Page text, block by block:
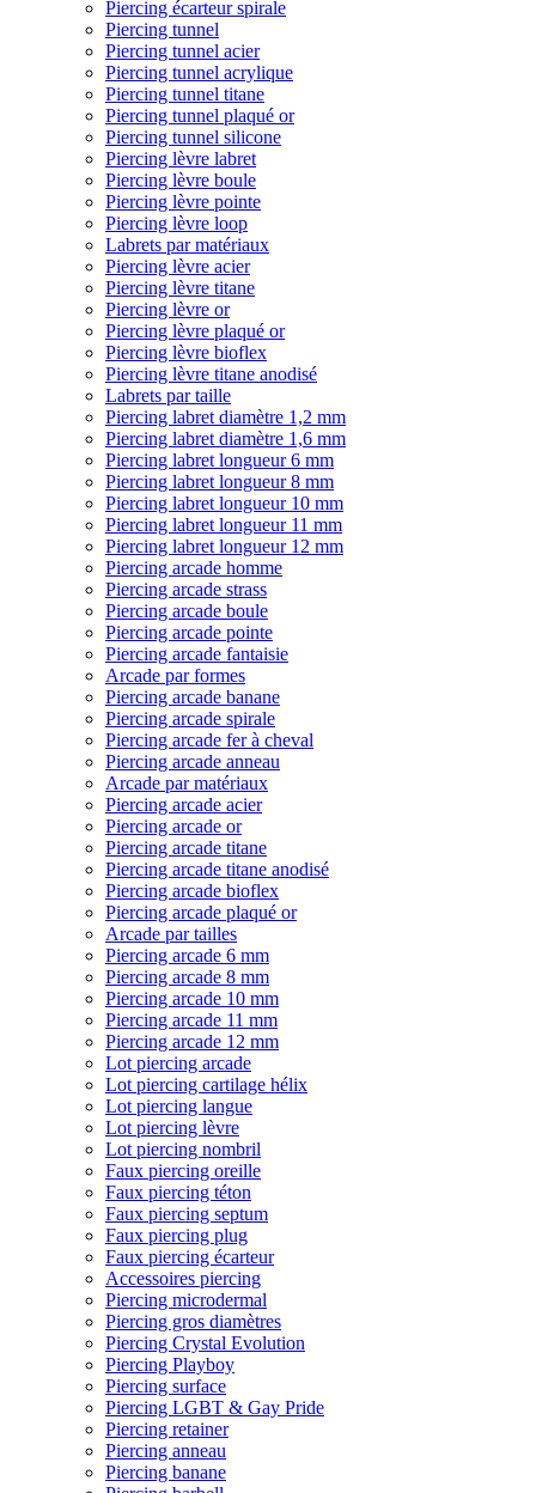
Piercing écarteur spirale
Piercing tunnel
Piercing tunnel acier
Piercing tunnel acrylique
Piercing tunnel titane
Piercing tunnel plaqué or
Piercing tunnel silicone
Piercing lèvre labret
Piercing lèvre boule
Piercing lèvre pointe
Piercing lèvre loop
Labrets par matériaux
Piercing lèvre acier
Piercing lèvre titane
Piercing lèvre or
Piercing lèvre plaqué or
Piercing lèvre bioflex
Piercing lèvre titane anodisé
Labrets par taille
Piercing labret diamètre 1,2 mm
Piercing labret diamètre 1,6 mm
Piercing labret longueur 6 mm
Piercing labret longueur 8 mm
Piercing labret longueur 10 mm
Piercing labret longueur 11 mm
Piercing labret longueur 12 mm
Piercing arcade homme
Piercing arcade strass
Piercing arcade boule
Piercing arcade pointe
Piercing arcade fantaisie
Arcade par formes
Piercing arcade banane
Piercing arcade spirale
Piercing arcade fer à cheval
Piercing arcade anneau
Arcade par matériaux
Piercing arcade acier
Piercing arcade or
Piercing arcade titane
Piercing arcade titane anodisé
Piercing arcade bioflex
Piercing arcade plaqué or
Arcade par tailles
Piercing arcade 6 mm
Piercing arcade 8 mm
Piercing arcade 10 mm
Piercing arcade 11 mm
Piercing arcade 12 mm
Lot piercing arcade
Lot piercing cartilage hélix
Lot piercing langue
Lot piercing lèvre
Lot piercing nombril
Faux piercing oreille
Faux piercing téton
Faux piercing septum
Faux piercing plug
Faux piercing écarteur
Accessoires piercing
Piercing microdermal
Piercing gros diamètres
Piercing Crystal Evolution
Piercing Playboy
Piercing surface
Piercing LGBT & Gay Pride
Piercing retainer
Piercing anneau
Piercing banane